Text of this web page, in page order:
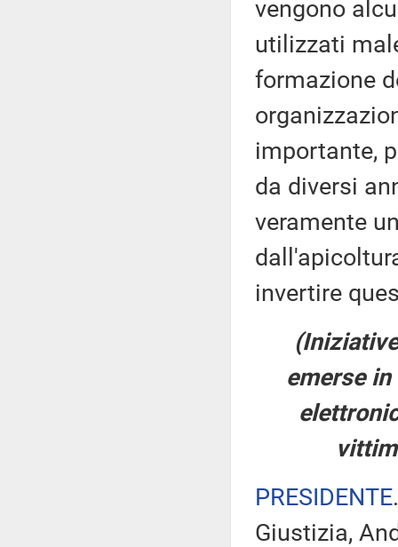
vengono
utilizzati
formazione
importante,
da diversi
veramente
invertire
emerse
PRESIDENTE
Giustizia,